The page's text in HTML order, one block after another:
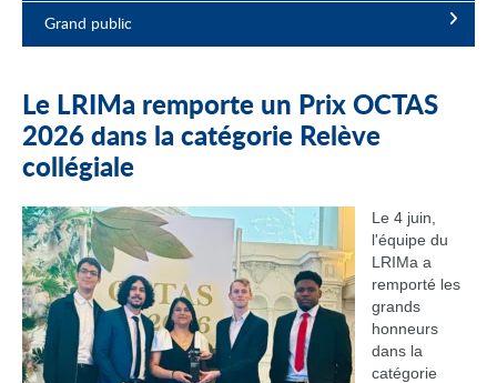
Grand public
Le LRIMa remporte un Prix OCTAS
2026 dans la catégorie Relève
collégiale
Le 4 juin,
l'équipe du
LRIMa a
remporté les
grands
honneurs
dans la
catégorie